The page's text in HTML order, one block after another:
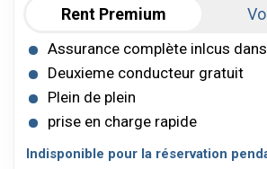
Rent Premium
Assurance complète inlcus
Deuxieme conducteur gratuit
Plein de plein
prise en charge rapide
Indisponible pour la réservation